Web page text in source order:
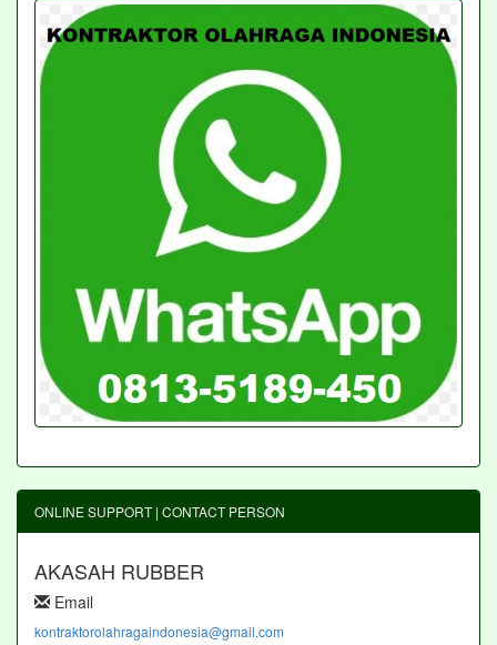
ONLINE SUPPORT | CONTACT PERSON
AKASAH RUBBER
Email
kontraktorolahragaindonesia@gmail.com